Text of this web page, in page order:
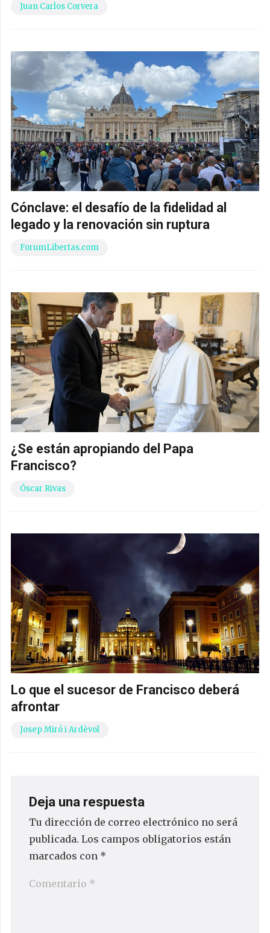
Juan Carlos Corvera
Cónclave: el desafío de la fidelidad al
legado y la renovación sin ruptura
ForumLibertas.com
¿Se están apropiando del Papa
Francisco?
Óscar Rivas
Lo que el sucesor de Francisco deberá
afrontar
Josep Miró i Ardèvol
Deja una respuesta
Tu dirección de correo electrónico no será
publicada. Los campos obligatorios están
marcados con *